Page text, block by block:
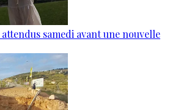
attendus samedi avant une nouvelle